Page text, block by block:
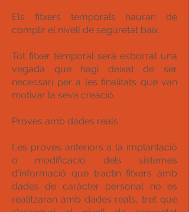
Els fitxers temporals hauran de
complir el nivell de seguretat baix.
Tot fitxer temporal serà esborrat una
vegada que hagi deixat de ser
necessari per a les finalitats que van
motivar la seva creació.
Proves amb dades reals.
Les proves anteriors a la implantació
o modificació dels sistemes
d'informació que tractin fitxers amb
dades de caràcter personal no es
realitzaran amb dades reals, tret que